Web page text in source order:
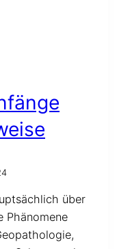
über
Phänomene